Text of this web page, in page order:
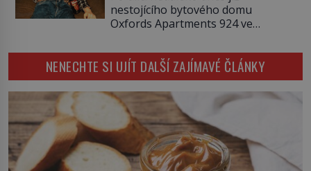
manželkou, ale dcerou – a všechny
ty děti byly zplozené v incestu. Na
umývárnách
nestojícího bytového domu
Oxfords Apartments 924 ve
potácí zcela zmatený 14letý
Konerak Sinthasomphone. Když ho
zastaví policejní hlídka, ochable jí
nadiktuje adresu „jeho kamaráda“.
Strážníci ho dopraví zpět do
udaného bytu. Oním „kamarádem“
je ovšem jeden z nejslavnějších
vrahů, Jeffrey Dahmer (1960–1994).
Je 27. května 1991. […]
NENECHTE SI UJÍT DALŠÍ ZAJÍMAVÉ ČLÁNKY